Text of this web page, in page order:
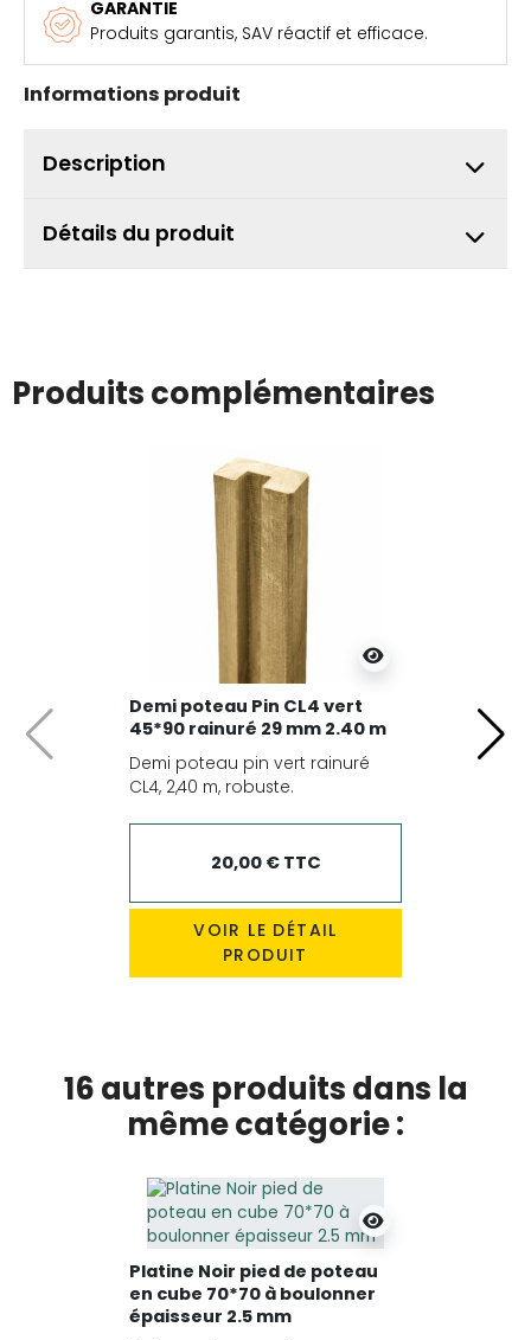
GARANTIE
Produits garantis, SAV réactif et efficace.
Informations produit
Description
Détails du produit
Produits complémentaires
Demi poteau Pin CL4 vert
45*90 rainuré 29 mm 2.40 m
Demi poteau pin vert rainuré
CL4, 2,40 m, robuste.
20,00 € TTC
VOIR LE DÉTAIL
PRODUIT
Précédent
16 autres produits dans la
même catégorie :
Platine Noir pied de poteau
en cube 70*70 à boulonner
épaisseur 2.5 mm